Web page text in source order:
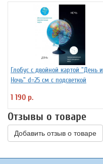
Глобус с двойной картой "День и
Ночь" d=25 см с подсветкой
1 190 р.
Отзывы о товаре
Добавить отзыв о товаре